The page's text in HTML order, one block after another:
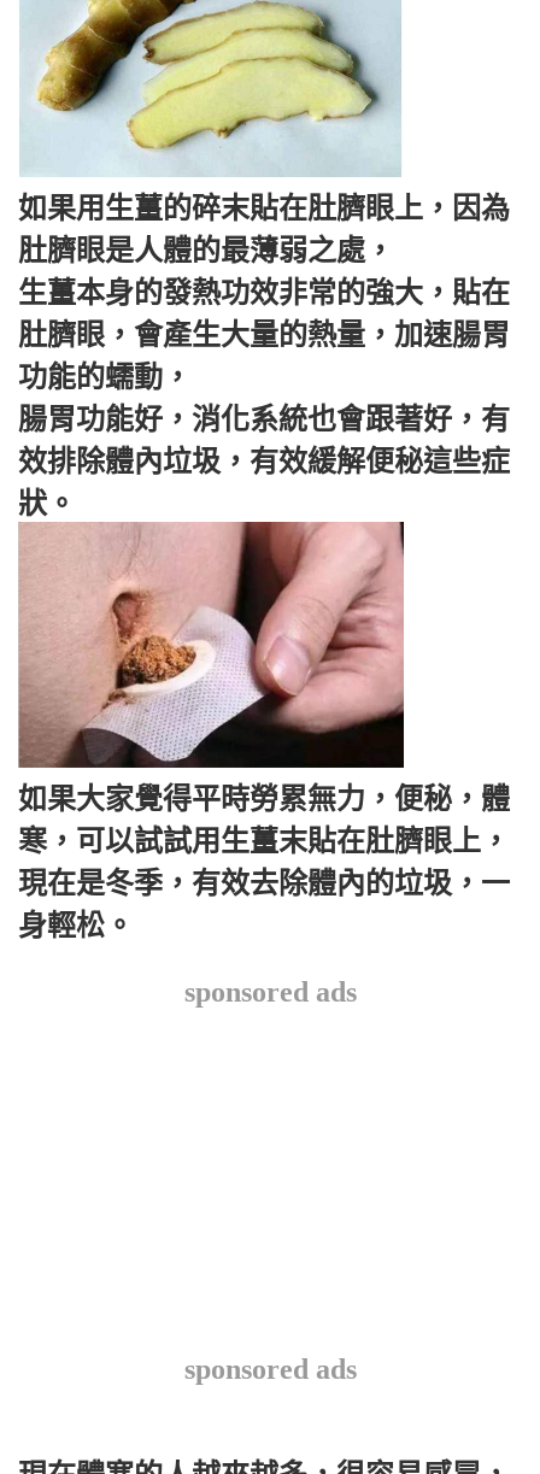
如果用生薑的碎末貼在肚臍眼上，因為
肚臍眼是人體的最薄弱之處，
生薑本身的發熱功效非常的強大，貼在
肚臍眼，會產生大量的熱量，加速腸胃
功能的蠕動，
腸胃功能好，消化系統也會跟著好，有
效排除體內垃圾，有效緩解便秘這些症
狀。
如果大家覺得平時勞累無力，便秘，體
寒，可以試試用生薑末貼在肚臍眼上，
現在是冬季，有效去除體內的垃圾，一
身輕松。
sponsored ads
sponsored ads